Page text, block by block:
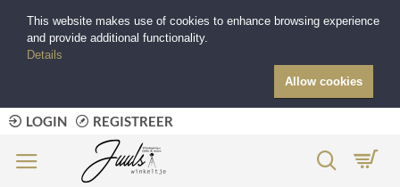
LOGIN REGISTREER
This website makes use of cookies to enhance browsing experience
and provide additional functionality.
Details
Allow cookies